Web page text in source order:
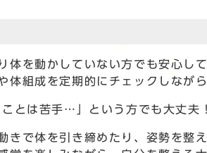
体を動かしていない方でも安心し
体組成を定期的にチェックしなが
ことは苦手…」という方でも大丈夫
きで体を引き締めたり、姿勢を整